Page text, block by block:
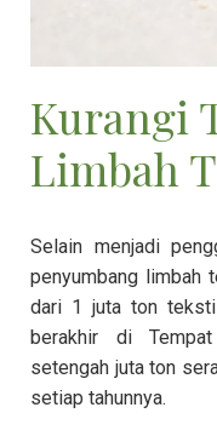
Kurangi
Limbah
Selain menjadi
penyumbang limbah
dari 1 juta ton
berakhir di Tempat
setengah juta ton
setiap tahunnya.